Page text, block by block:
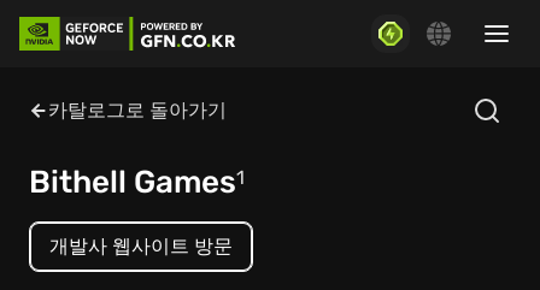
카탈로그로 돌아가기
Bithell Games1
개발사 웹사이트 방문